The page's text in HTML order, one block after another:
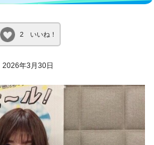
2 いいね！
年3月30日